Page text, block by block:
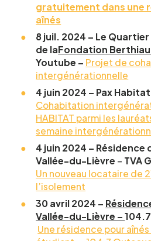
gratuitement dans une
aînés
8 juil. 2024 – Le
de laFondation
Youtube – Projet de
intergénérationnelle
4 juin 2024 – Pax Habitat
Cohabitation
HABITAT parmi les
semaine
4 juin 2024 – Résidence
Vallée-du-Lièvre – TVA
Un nouveau locataire de
l’isolement
30 avril 2024 –
Vallée-du-Lièvre –
Une résidence pour